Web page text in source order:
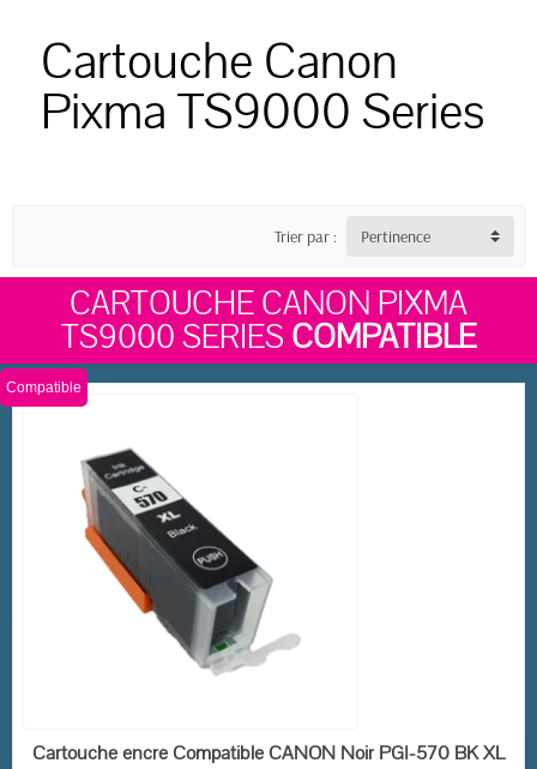
Cartouche Canon
Pixma TS9000 Series
Trier par : Pertinence
CARTOUCHE CANON PIXMA
TS9000 SERIES COMPATIBLE
EN STOCK
Compatible
Cartouche encre Compatible CANON Noir PGI-570 BK XL